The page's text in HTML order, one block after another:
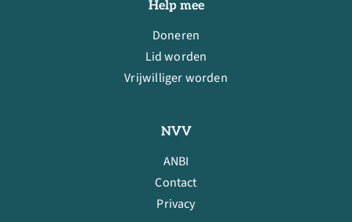
Help mee
Doneren
Lid worden
Vrijwilliger worden
NVV
ANBI
Contact
Privacy